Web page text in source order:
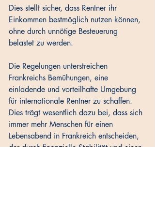
Dies stellt sicher, dass Rentner ihr
Einkommen bestmöglich nutzen können,
ohne durch unnötige Besteuerung
belastet zu werden.
Die Regelungen unterstreichen
Frankreichs Bemühungen, eine
einladende und vorteilhafte Umgebung
für internationale Rentner zu schaffen.
Dies trägt wesentlich dazu bei, dass sich
immer mehr Menschen für einen
Lebensabend in Frankreich entscheiden,
der durch finanzielle Stabilität und einen